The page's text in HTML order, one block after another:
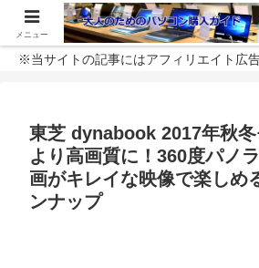
※当サイトの記事にはアフィリエイト広
東芝 dynabook 2017年秋冬
より高画質に！360度パノ
画がキレイな映像で楽しめ
ンナップ
メニュー